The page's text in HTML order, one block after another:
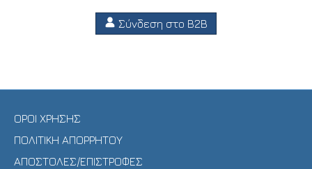
Σύνδεση στο B2B
ΟΡΟΙ ΧΡΗΣΗΣ
ΠΟΛΙΤΙΚΗ ΑΠΟΡΡΗΤΟΥ
ΑΠΟΣΤΟΛΕΣ/ΕΠΙΣΤΡΟΦΕΣ